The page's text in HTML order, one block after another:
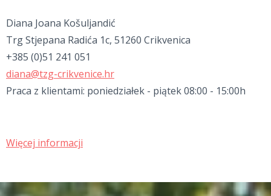
Diana Joana Košuljandić
Trg Stjepana Radića 1c, 51260 Crikvenica
+385 (0)51 241 051
diana@tzg-crikvenice.hr
Praca z klientami: poniedziałek - piątek 08:00 - 15:00h
Więcej informacji